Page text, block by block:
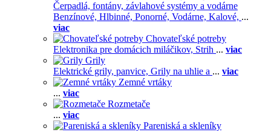
Čerpadlá, fontány, závlahové systémy a vodárne
Benzínové, Hlbinné, Ponorné, Vodárne, Kalové, ...
viac
Chovateľské potreby
Elektronika pre domácich miláčikov, Strih ... viac
Grily
Elektrické grily, panvice, Grily na uhlie a ... viac
Zemné vrtáky
... viac
Rozmetače
... viac
Pareniská a skleníky